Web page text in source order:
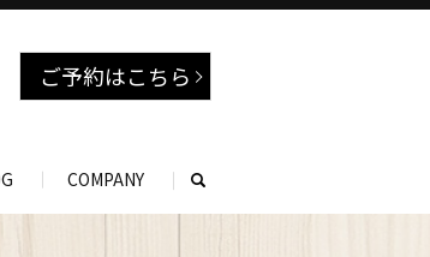
COMPANY search
ご予約はこちら